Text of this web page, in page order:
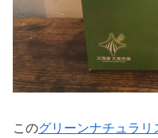
このグリーンナチュラリ